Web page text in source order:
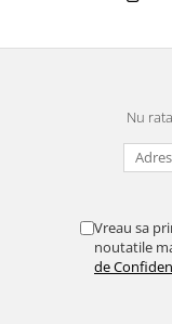
Nu
Vreau sa
noutatile
de